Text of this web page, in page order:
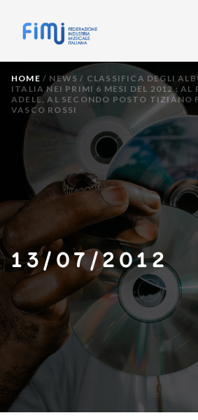
HOME / NEWS / CLASSIFICA DEGLI
ITALIA NEI PRIMI 6 MESI DEL 2012 : AL
ADELE, AL SECONDO POSTO TIZIANO
VASCO ROSSI
13/07/2012